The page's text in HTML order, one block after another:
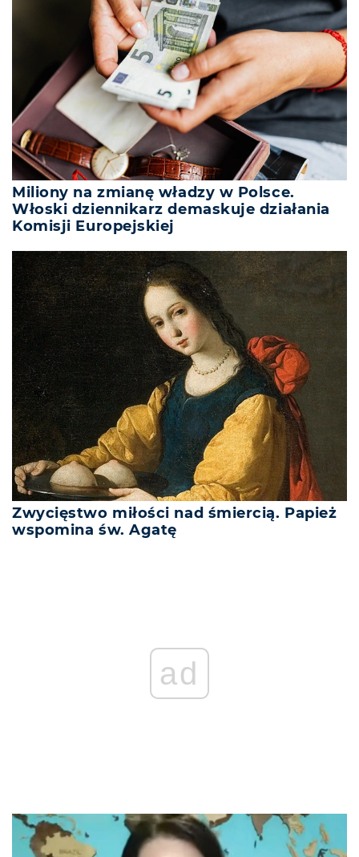
Miliony na zmianę władzy w Polsce.
Włoski dziennikarz demaskuje działania
Komisji Europejskiej
Zwycięstwo miłości nad śmiercią. Papież
wspomina św. Agatę
ad